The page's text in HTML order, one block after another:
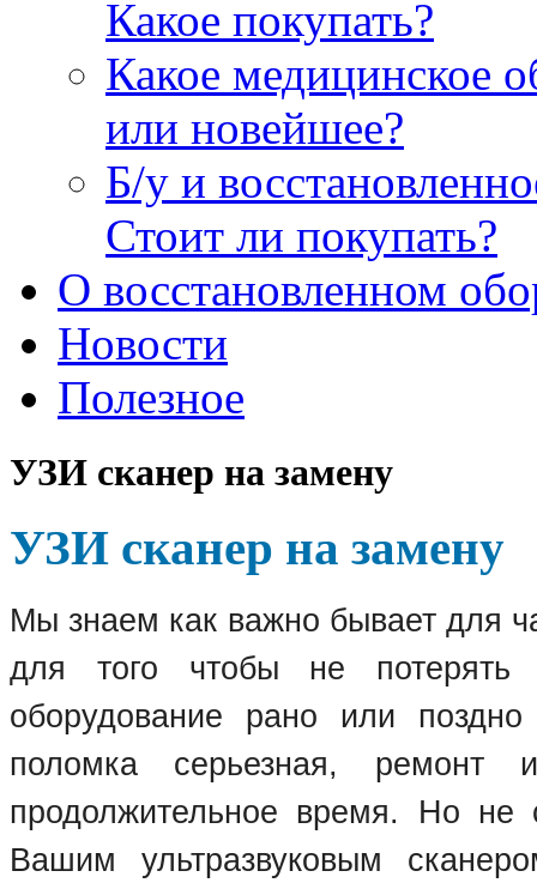
Какое покупать?
Какое медицинское
или новейшее?
Б/у и
Стоит ли покупать?
О восстановленном
Новости
Полезное
УЗИ сканер на замену
УЗИ сканер на замену
Мы знаем как важно бывает для
для того чтобы не
оборудование рано или
поломка серьезная, ремонт
продолжительное время. Но не
Вашим ультразвуковым